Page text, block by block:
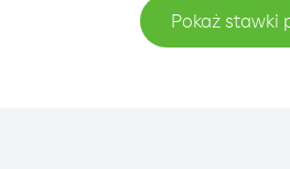
Pokaż stawki